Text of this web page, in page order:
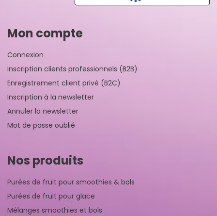
Mon compte
Connexion
Inscription clients professionnels (B2B)
Enregistrement client privé (B2C)
Inscription à la newsletter
Annuler la newsletter
Mot de passe oublié
Nos produits
Purées de fruit pour smoothies & bols
Purées de fruit pour glace
Mélanges smoothies et bols